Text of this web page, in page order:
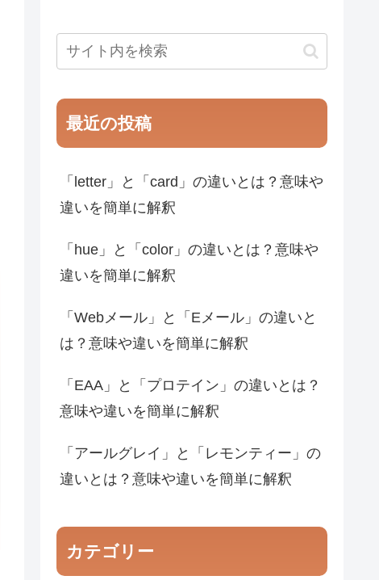
最近の投稿
「letter」と「card」の違いとは？意味や
違いを簡単に解釈
「hue」と「color」の違いとは？意味や
違いを簡単に解釈
「Webメール」と「Eメール」の違いと
は？意味や違いを簡単に解釈
「EAA」と「プロテイン」の違いとは？
意味や違いを簡単に解釈
「アールグレイ」と「レモンティー」の
違いとは？意味や違いを簡単に解釈
カテゴリー